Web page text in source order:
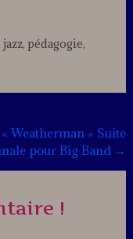
, pédagogie,
« Weatherman » Suite
pour Big Band →
!